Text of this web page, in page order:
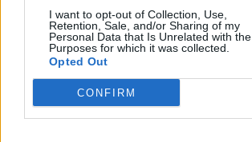
I want to opt-out of Collection, Use,
Retention, Sale, and/or Sharing of my
Personal Data that Is Unrelated with the
Purposes for which it was collected.
Opted Out
CONFIRM
Nyomtatott lapjaink archívuma
Székely Hírmondó archívuma
Médiaajánlat
Látogatottsági adatok